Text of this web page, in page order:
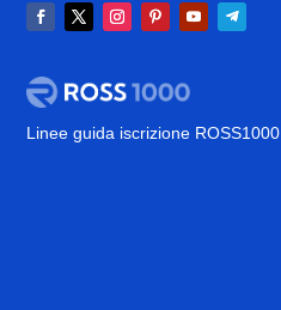
Linee guida iscrizione ROSS1000